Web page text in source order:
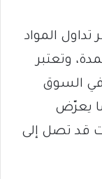
المواد
وتعتبر
في السوق
يعرّض
قد تصل إلى